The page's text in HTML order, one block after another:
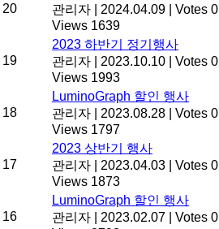
20
관리자
2024.04.09 Votes 0
Views 1639
19
2023 하반기 정기행사
관리자
2023.10.10 Votes 0
Views 1993
18
LuminoGraph 할인 행사
관리자
2023.08.28 Votes 0
Views 1797
17
2023 상반기 행사
관리자
2023.04.03 Votes 0
Views 1873
16
LuminoGraph 할인 행사
관리자
2023.02.07 Votes 0